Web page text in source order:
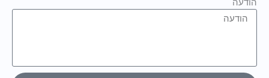
הודעה